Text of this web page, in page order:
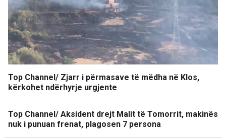
Top Channel/ Zjarr i përmasave të mëdha në Klos,
kërkohet ndërhyrje urgjente
Top Channel/ Aksident drejt Malit të Tomorrit, makinës
nuk i punuan frenat, plagosen 7 persona